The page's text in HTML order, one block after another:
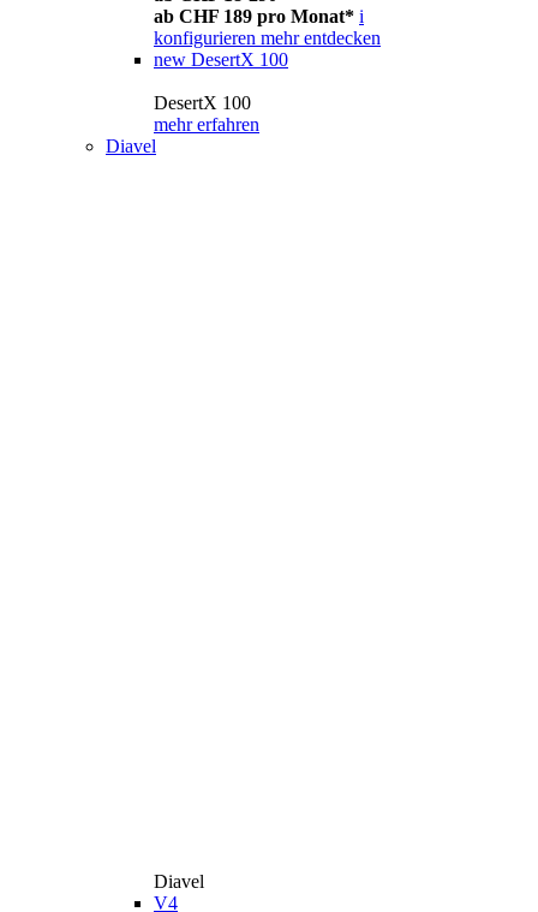
ab CHF 189 pro Monat* i
konfigurieren mehr entdecken
new DesertX 100
DesertX 100
mehr erfahren
Diavel
Diavel
V4